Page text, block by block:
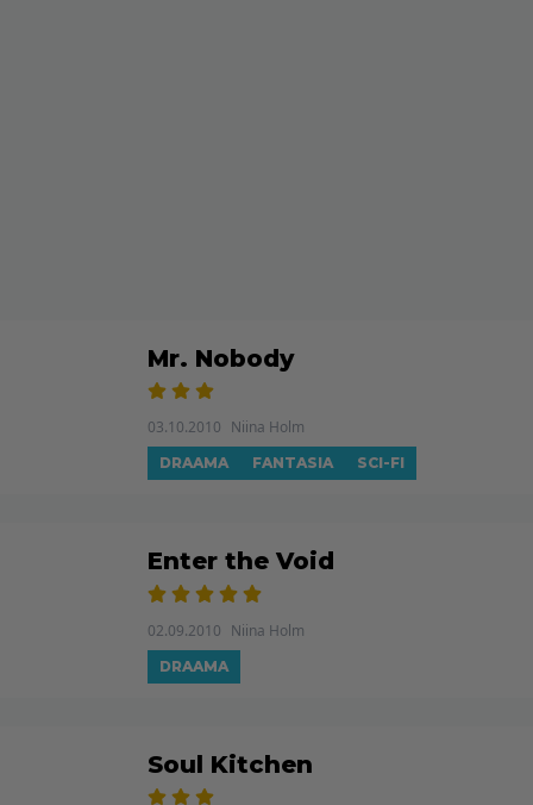
Mr. Nobody
03.10.2010 Niina Holm
DRAAMA FANTASIA SCI-FI
Enter the Void
02.09.2010 Niina Holm
DRAAMA
Soul Kitchen